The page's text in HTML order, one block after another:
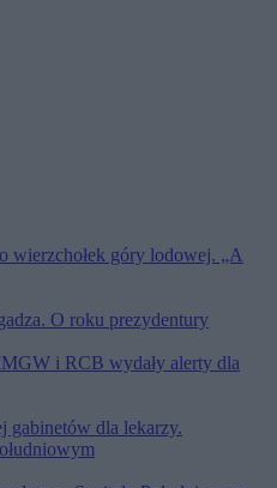
wierzchołek góry lodowej. „A
O roku prezydentury
i RCB wydały alerty dla
gabinetów dla lekarzy.